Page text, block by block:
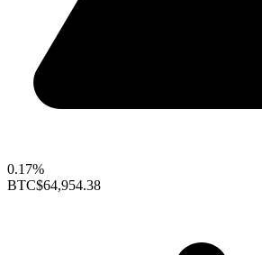
0.17%
BTC$64,954.38